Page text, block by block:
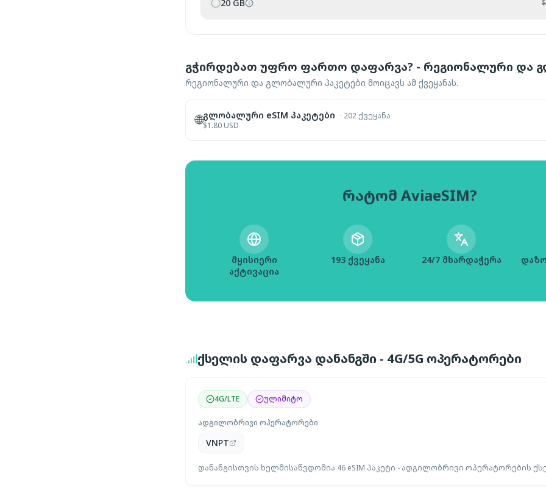
20 GB $
გჭირდებათ უფრო ფართო დაფარვა? - რეგიონალური და
რეგიონალური და გლობალური პაკეტები მოიცავს ამ ქვეყანას.
🌐გლობალური eSIM პაკეტები · 202 ქვეყანა
$1.80 USD
რატომ AviaeSIM?
მყისიერი
აქტივაცია
193 ქვეყანა 24/7 მხარდაჭერა
ქსელის დაფარვა დანანგში - 4G/5G ოპერატორები
4G/LTE ულიმიტო
ადგილობრივი ოპერატორები
VNPT
დანანგისთვის ხელმისაწვდომია 46 eSIM პაკეტი - ადგილობრივი ოპერატორების